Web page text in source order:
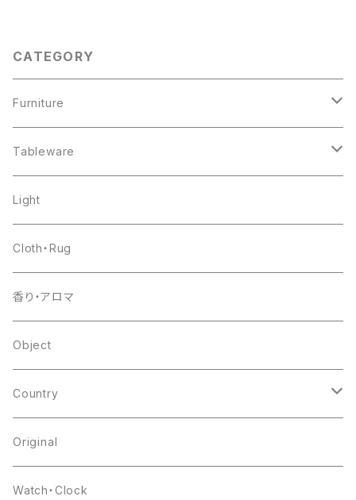
CATEGORY
Furniture
chair
shelf
table
other
Tableware
pottery
glass
flower base
other
Light
Cloth・Rug
香り・アロマ
Object
Country
japan
europa
Original
Watch・Clock